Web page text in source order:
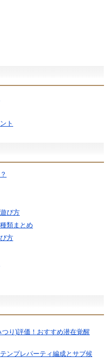
ト
び方
類まとめ
方
つり)評価！おすすめ潜在覚醒
ンプレパーティ編成とサブ候